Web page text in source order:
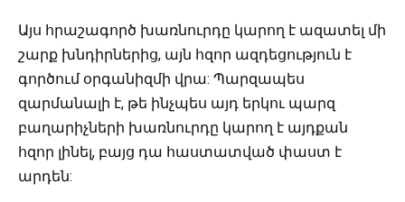
Այս հրաշագործ խառնուրդը կարող է ազատել մի
շարք խնդիրներից, այն հզոր ազդեցություն է
գործում օրգանիզմի վրա: Պարզապես
զարմանալի է, թե ինչպես այդ երկու պարզ
բաղարիչների խառնուրդը կարող է այդքան
հզոր լինել, բայց դա հաստատված փաստ է
արդեն: